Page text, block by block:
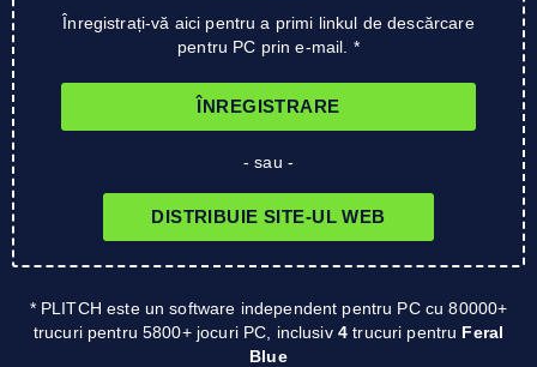
Înregistrați-vă aici pentru a primi linkul de descărcare
pentru PC prin e-mail. *
ÎNREGISTRARE
- sau -
DISTRIBUIE SITE-UL WEB
* PLITCH este un software independent pentru PC cu 80000+
trucuri pentru 5800+ jocuri PC, inclusiv 4 trucuri pentru Feral
Blue